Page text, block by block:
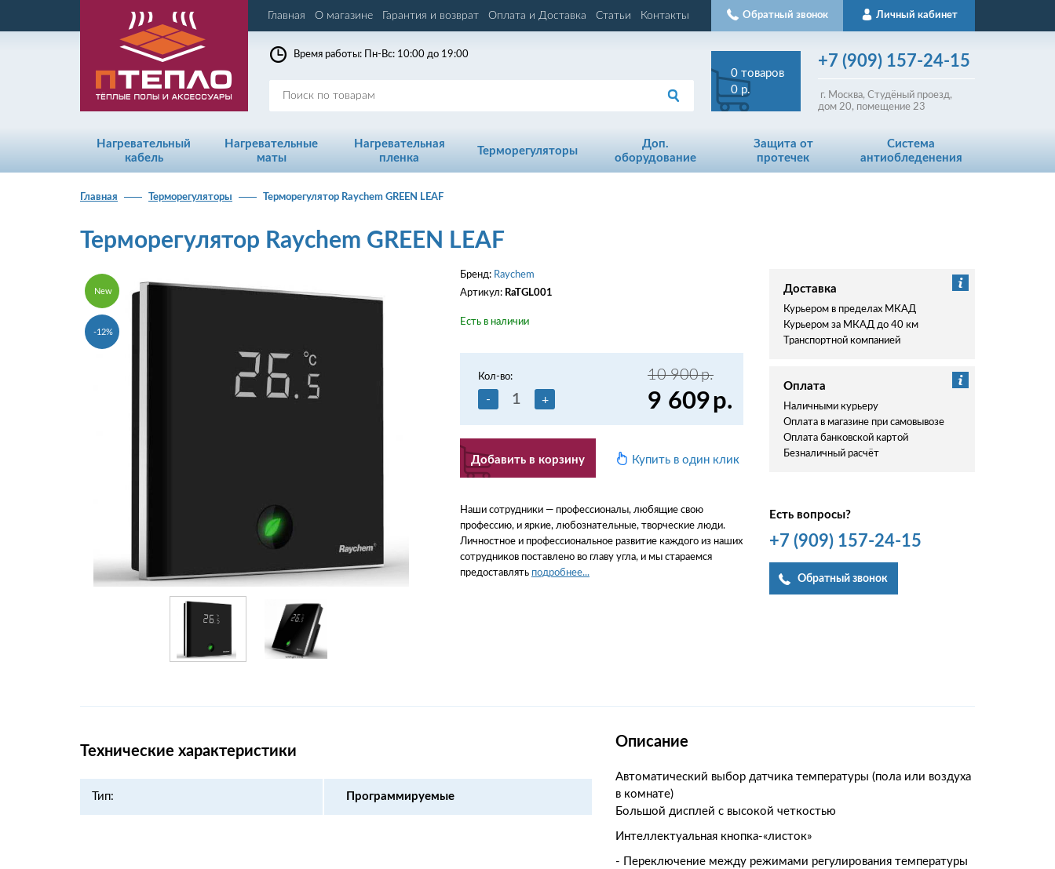
Главная О магазине Гарантия и возврат Оплата и Доставка Статьи Контакты Личный кабинет
Обратный звонок
+7 (909) 157-24-15
г. Москва, Студёный проезд,
дом 20, помещение 23
0 товаров
0 р.
Время работы: Пн-Вс: 10:00 до 19:00
Нагревательный
кабель
Нагревательные
маты
Нагревательная
пленка
Терморегуляторы
Доп.
оборудование
Защита от
протечек
Система
антиобледенения
Главная Терморегуляторы Терморегулятор Raychem GREEN LEAF
Терморегулятор Raychem GREEN LEAF
New
-12%
Бренд: Raychem
Артикул: RaTGL001
Есть в наличии
Кол-во:
- +
Добавить в корзину
10 900р.
9 609р.
Купить в один клик
Наши сотрудники — профессионалы, любящие свою
профессию, и яркие, любознательные, творческие люди.
Личностное и профессиональное развитие каждого из наших
сотрудников поставлено во главу угла, и мы стараемся
предоставлять подробнее...
Доставка
Курьером в пределах МКАД
Курьером за МКАД до 40 км
Транспортной компанией
Оплата
Наличными курьеру
Оплата в магазине при самовывозе
Оплата банковской картой
Безналичный расчёт
Есть вопросы?
+7 (909)157-24-15
Обратный звонок
Технические характеристики
Тип: Программируемые
Описание
Автоматический выбор датчика температуры (пола или воздуха
в комнате)
Большой дисплей с высокой четкостью
Интеллектуальная кнопка-«листок»
- Переключение между режимами регулирования температуры